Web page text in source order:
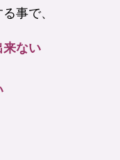
事で、
来ない